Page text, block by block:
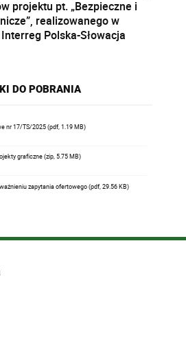
projektu pt. „Bezpieczne i
realizowanego w
Polska-Słowacja
DO POBRANIA
nr 17/TS/2025 (pdf, 1.19 MB)
graficzne (zip, 5.75 MB)
zapytania ofertowego (pdf, 29.56 KB)